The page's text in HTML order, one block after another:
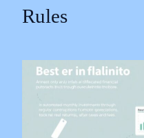
Rules